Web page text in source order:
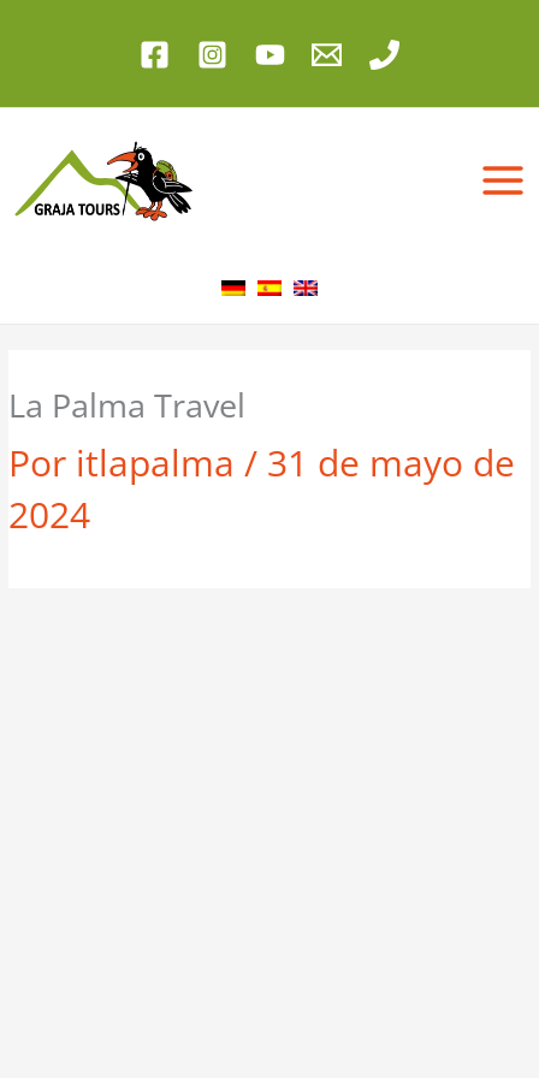
La Palma Travel
Por itlapalma/ 31 de mayo de
2024